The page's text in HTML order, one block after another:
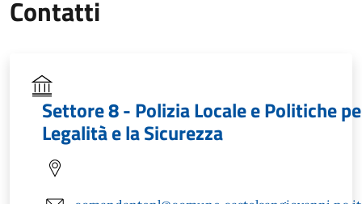
Contatti
Settore 8 - Polizia Locale e Politiche
Legalità e la Sicurezza